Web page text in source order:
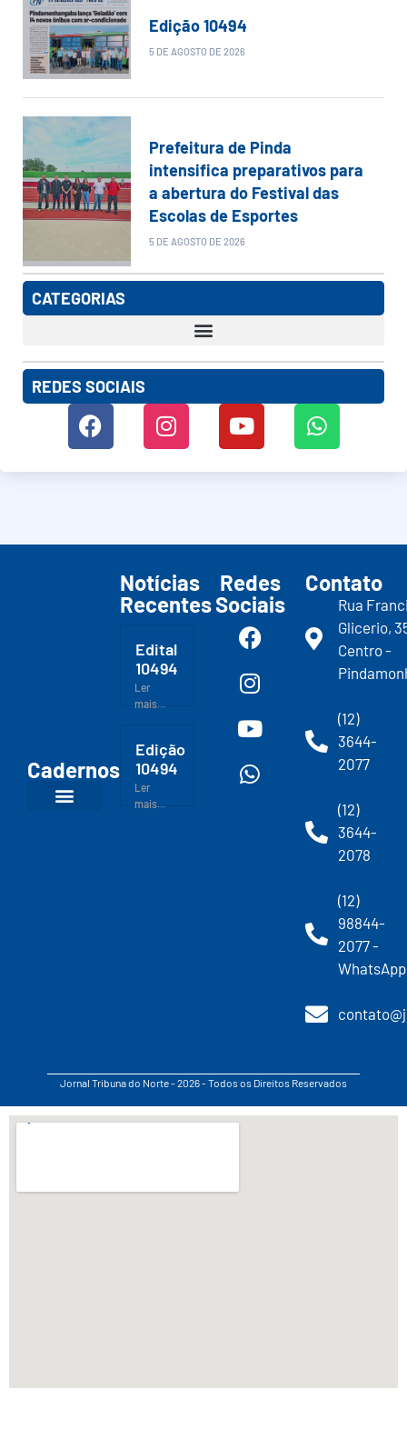
Edição 10494
5 DE AGOSTO DE 2026
Prefeitura de Pinda
intensifica preparativos para
a abertura do Festival das
Escolas de Esportes
5 DE AGOSTO DE 2026
CATEGORIAS
REDES SOCIAIS
Cadernos
Notícias
Recentes
Edital
10494
Ler
mais...
Edição
10494
Ler
mais...
Redes
Sociais
Contato
Rua
Glicerio,
Centro -
(12)
3644-
2077
(12)
3644-
2078
(12)
98844-
2077 -
WhatsApp
Jornal Tribuna do Norte - 2026 - Todos os Direitos Reservados